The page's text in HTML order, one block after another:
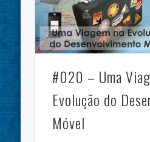
#020 – Uma
Evolução do
Móvel